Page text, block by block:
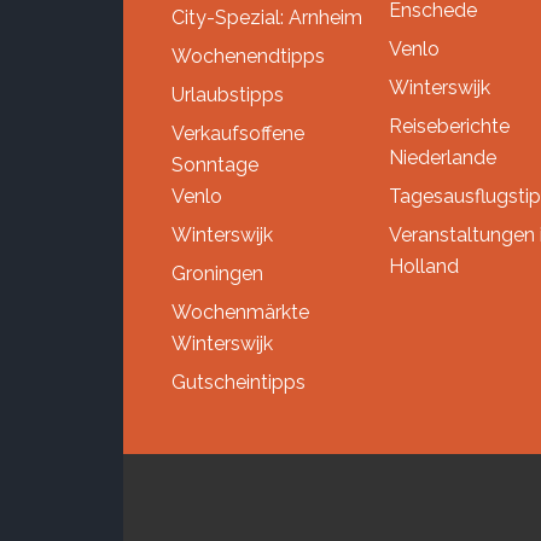
City-Spezial: Arnheim
Wochenendtipps
Urlaubstipps
Verkaufsoffene
Sonntage
Venlo
Winterswijk
Groningen
Wochenmärkte
Winterswijk
Gutscheintipps
Enschede
Venlo
Winterswijk
Reiseberichte
Niederlande
Veranstaltungen
Holland